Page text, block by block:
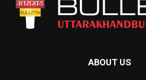
ABOUT US